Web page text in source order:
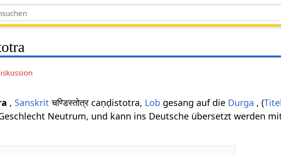
, Sanskrit चण्डिस्तोत्र caṇḍistotra, Lob gesang auf die Durga , (Titel
Neutrum, und kann ins Deutsche übersetzt werden